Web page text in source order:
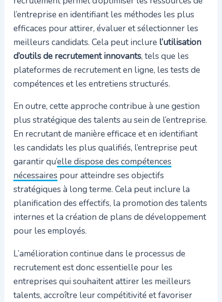
l’entreprise en identifiant les méthodes les plus
efficaces pour attirer, évaluer et sélectionner les
meilleurs candidats. Cela peut inclure l’utilisation
d’outils de recrutement innovants, tels que les
plateformes de recrutement en ligne, les tests de
compétences et les entretiens structurés.
En outre, cette approche contribue à une gestion
plus stratégique des talents au sein de l’entreprise.
En recrutant de manière efficace et en identifiant
les candidats les plus qualifiés, l’entreprise peut
garantir qu’elle dispose des compétences
nécessaires pour atteindre ses objectifs
stratégiques à long terme. Cela peut inclure la
planification des effectifs, la promotion des talents
internes et la création de plans de développement
pour les employés.
L’amélioration continue dans le processus de
recrutement est donc essentielle pour les
entreprises qui souhaitent attirer les meilleurs
talents, accroître leur compétitivité et favoriser